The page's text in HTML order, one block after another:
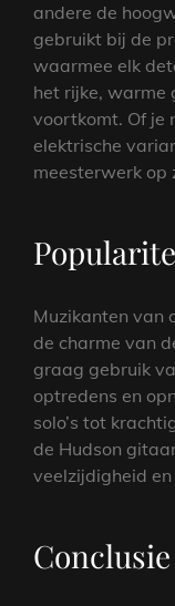
andere de
gebruikt bij de
waarmee elk
het rijke, warme
voortkomt. Of je
elektrische
meesterwerk op
Muzikanten van
de charme van
graag gebruik
optredens en
solo’s tot
de Hudson
veelzijdigheid
Conclusie